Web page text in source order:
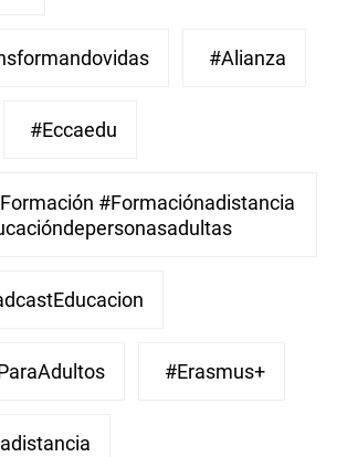
#Alianza
#eccaedu
#formaciónadistancia
#Erasmus+